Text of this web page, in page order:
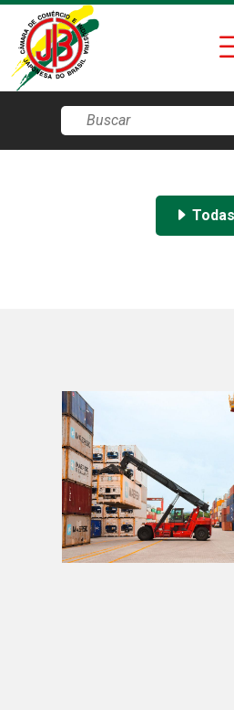
Todas